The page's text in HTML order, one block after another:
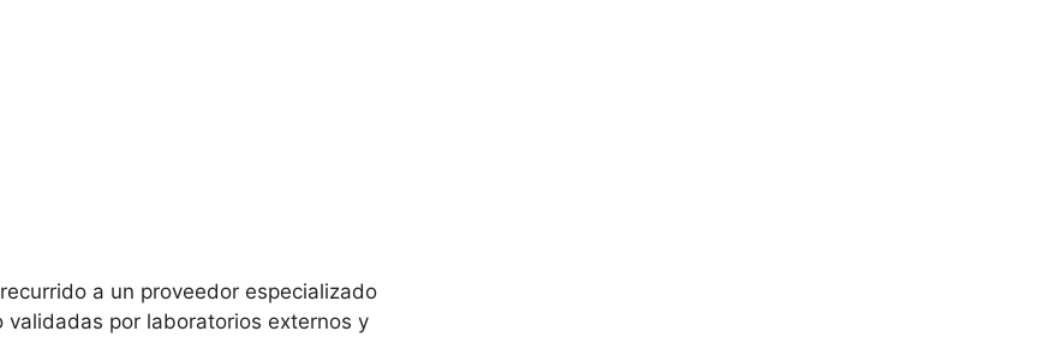
a un proveedor especializado
validadas por laboratorios externos y